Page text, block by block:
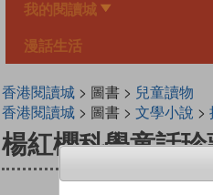
我的閱讀城
漫話生活
香港閱讀城> 圖書 > 兒童讀物
香港閱讀城> 圖書 > 文學小說 >
楊紅櫻科學童話